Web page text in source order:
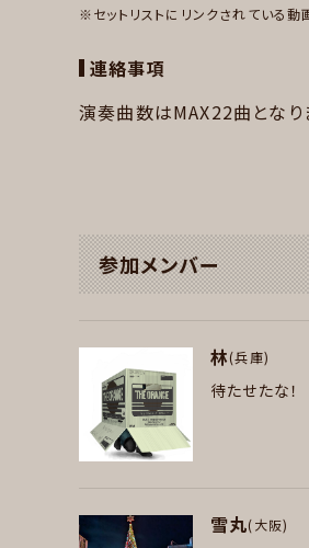
セットリストにリンクされている
連絡事項
演奏曲数はMAX22曲となり
参加メンバー
林(兵庫)
待たせたな！
ボーカル , ギタ
雪丸(大阪)